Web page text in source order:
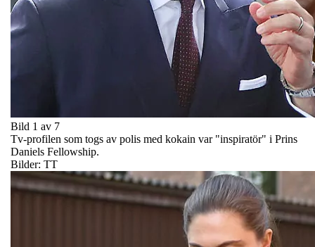
Bild 1 av 7
Tv-profilen som togs av polis med kokain var "inspiratör" i Prins
Daniels Fellowship.
Bilder: TT